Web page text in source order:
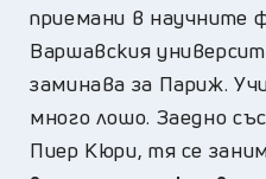
приемани в научните
Варшавския
заминава за Париж.
много лошо. Заедно
Пиер Кюри, тя се